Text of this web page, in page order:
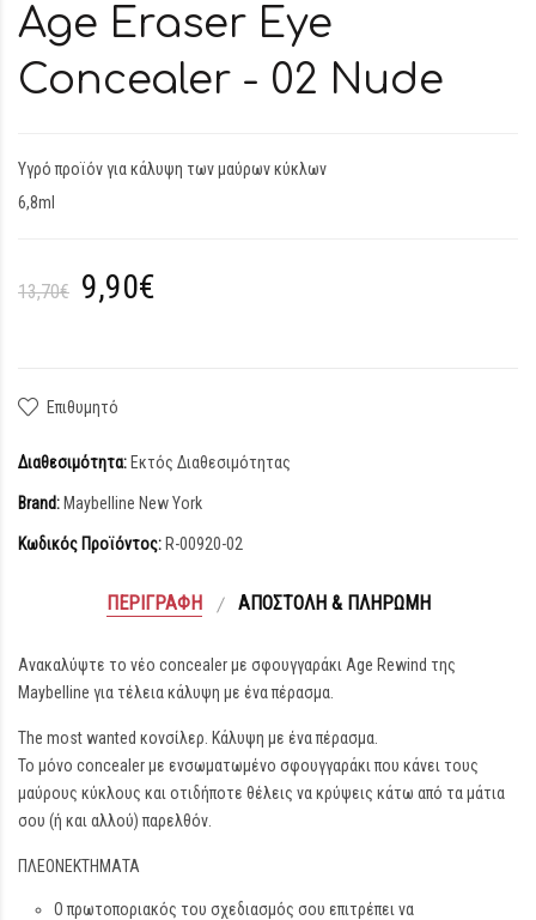
Age Eraser Eye
Concealer - 02 Nude
Υγρό προϊόν για κάλυψη των μαύρων κύκλων
6,8ml
13,70€ 9,90€
Επιθυμητό
Διαθεσιμότητα: Εκτός Διαθεσιμότητας
Brand: Maybelline New York
Κωδικός Προϊόντος: R-00920-02
ΠΕΡΙΓΡΑΦΉ ΑΠΟΣΤΟΛΉ & ΠΛΗΡΩΜΉ
Ανακαλύψτε το νέο concealer με σφουγγαράκι Age Rewind της
Maybelline για τέλεια κάλυψη με ένα πέρασμα.
The most wanted κονσίλερ. Κάλυψη με ένα πέρασμα.
Το μόνο concealer με ενσωματωμένο σφουγγαράκι που κάνει τους
μαύρους κύκλους και οτιδήποτε θέλεις να κρύψεις κάτω από τα μάτια
σου (ή και αλλού) παρελθόν.
ΠΛΕΟΝΕΚΤΗΜΑΤΑ
Ο πρωτοποριακός του σχεδιασμός σου επιτρέπει να